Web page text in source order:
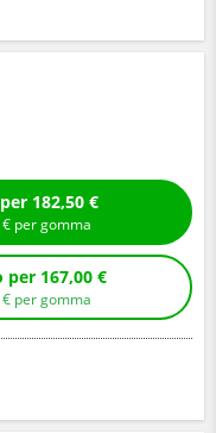
Compra con montaggio per 182,50 €
€ per gomma
Compra senza montaggio per 167,00 €
€ per gomma